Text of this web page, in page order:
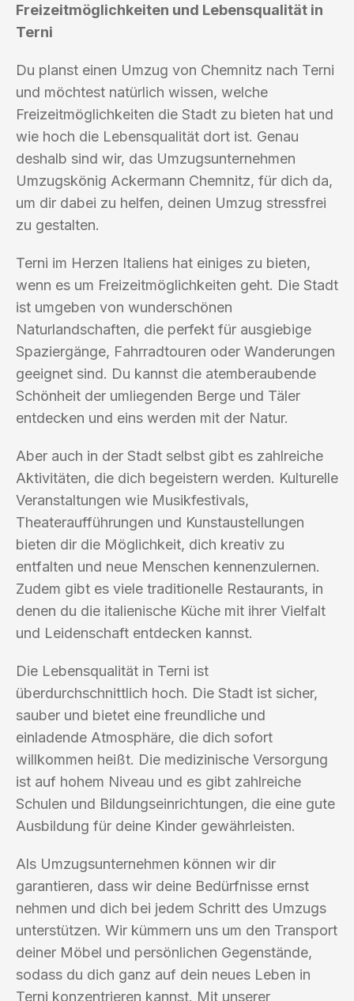
Freizeitmöglichkeiten und Lebensqualität in
Terni
Du planst einen Umzug von Chemnitz nach Terni
und möchtest natürlich wissen, welche
Freizeitmöglichkeiten die Stadt zu bieten hat und
wie hoch die Lebensqualität dort ist. Genau
deshalb sind wir, das Umzugsunternehmen
Umzugskönig Ackermann Chemnitz, für dich da,
um dir dabei zu helfen, deinen Umzug stressfrei
zu gestalten.
Terni im Herzen Italiens hat einiges zu bieten,
wenn es um Freizeitmöglichkeiten geht. Die Stadt
ist umgeben von wunderschönen
Naturlandschaften, die perfekt für ausgiebige
Spaziergänge, Fahrradtouren oder Wanderungen
geeignet sind. Du kannst die atemberaubende
Schönheit der umliegenden Berge und Täler
entdecken und eins werden mit der Natur.
Aber auch in der Stadt selbst gibt es zahlreiche
Aktivitäten, die dich begeistern werden. Kulturelle
Veranstaltungen wie Musikfestivals,
Theateraufführungen und Kunstaustellungen
bieten dir die Möglichkeit, dich kreativ zu
entfalten und neue Menschen kennenzulernen.
Zudem gibt es viele traditionelle Restaurants, in
denen du die italienische Küche mit ihrer Vielfalt
und Leidenschaft entdecken kannst.
Die Lebensqualität in Terni ist
überdurchschnittlich hoch. Die Stadt ist sicher,
sauber und bietet eine freundliche und
einladende Atmosphäre, die dich sofort
willkommen heißt. Die medizinische Versorgung
ist auf hohem Niveau und es gibt zahlreiche
Schulen und Bildungseinrichtungen, die eine gute
Ausbildung für deine Kinder gewährleisten.
Als Umzugsunternehmen können wir dir
garantieren, dass wir deine Bedürfnisse ernst
nehmen und dich bei jedem Schritt des Umzugs
unterstützen. Wir kümmern uns um den Transport
deiner Möbel und persönlichen Gegenstände,
sodass du dich ganz auf dein neues Leben in
Terni konzentrieren kannst. Mit unserer